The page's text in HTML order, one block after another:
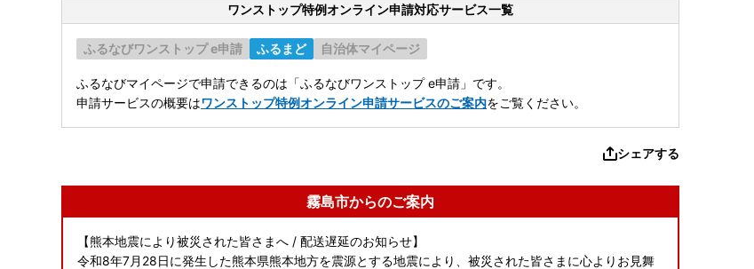
ワンストップ特例オンライン申請対応サービス一覧
ふるなびワンストップ e申請 ふるまど 自治体マイページ
ふるなびマイページで申請できるのは「ふるなびワンストップ e申請」です。
申請サービスの概要はワンストップ特例オンライン申請サービスのご案内をご覧ください。
シェアする
霧島市からのご案内
【熊本地震により被災された皆さまへ / 配送遅延のお知らせ】
令和8年7月28日に発生した熊本県熊本地方を震源とする地震により、被災された皆さまに心よりお見舞